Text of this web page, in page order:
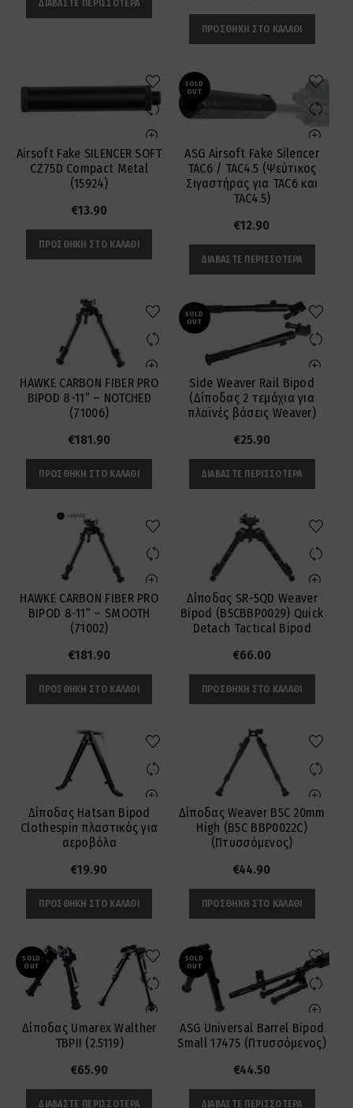
ΔΙΑΒΆΣΤΕ ΠΕΡΙΣΣΌΤΕΡΑ
ΠΡΟΣΘΉΚΗ ΣΤΟ ΚΑΛΆΘΙ
Airsoft Fake SILENCER SOFT
CZ75D Compact Metal
(15924)
€13.90
ΠΡΟΣΘΉΚΗ ΣΤΟ ΚΑΛΆΘΙ
SOLD
OUT
ASG Airsoft Fake Silencer
TAC6 / TAC4.5 (Ψεύτικος
Σιγαστήρας για TAC6 και
TAC4.5)
€12.90
ΔΙΑΒΆΣΤΕ ΠΕΡΙΣΣΌΤΕΡΑ
HAWKE CARBON FIBER PRO
BIPOD 8-11″ – NOTCHED
(71006)
€181.90
ΠΡΟΣΘΉΚΗ ΣΤΟ ΚΑΛΆΘΙ
SOLD
OUT
Side Weaver Rail Bipod
(Δίποδας 2 τεμάχια για
πλαϊνές βάσεις Weaver)
€25.90
ΔΙΑΒΆΣΤΕ ΠΕΡΙΣΣΌΤΕΡΑ
HAWKE CARBON FIBER PRO
BIPOD 8-11″ – SMOOTH
(71002)
€181.90
ΠΡΟΣΘΉΚΗ ΣΤΟ ΚΑΛΆΘΙ
Δίποδας SR-5QD Weaver
Bipod (B5CBBP0029) Quick
Detach Tactical Bipod
€66.00
ΠΡΟΣΘΉΚΗ ΣΤΟ ΚΑΛΆΘΙ
Δίποδας Hatsan Bipod
Clothespin πλαστικός για
αεροβόλα
€19.90
ΠΡΟΣΘΉΚΗ ΣΤΟ ΚΑΛΆΘΙ
Δίποδας Weaver B5C 20mm
High (B5C BBP0022C)
(Πτυσσόμενος)
€44.90
ΠΡΟΣΘΉΚΗ ΣΤΟ ΚΑΛΆΘΙ
SOLD
OUT
Δίποδας Umarex Walther
TBPII (2.5119)
€65.90
ΔΙΑΒΆΣΤΕ ΠΕΡΙΣΣΌΤΕΡΑ
SOLD
OUT
ASG Universal Barrel Bipod
Small 17475 (Πτυσσόμενος)
€44.50
ΔΙΑΒΆΣΤΕ ΠΕΡΙΣΣΌΤΕΡΑ